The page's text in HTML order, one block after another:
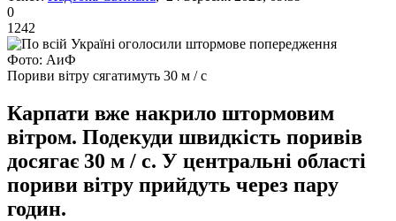
0
1242
Фото: АиФ
Пориви вітру сягатимуть 30 м / с
Карпати вже накрило штормовим
вітром. Подекуди швидкість поривів
досягає 30 м / с. У центральні області
пориви вітру прийдуть через пару
годин.